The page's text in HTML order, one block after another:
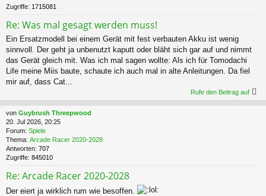
Zugriffe: 1715081
Re: Was mal gesagt werden muss!
Ein Ersatzmodell bei einem Gerät mit fest verbauten Akku ist wenig
sinnvoll. Der geht ja unbenutzt kaputt oder bläht sich gar auf und nimmt
das Gerät gleich mit. Was ich mal sagen wollte: Als ich für Tomodachi
Life meine Miis baute, schaute ich auch mal in alte Anleitungen. Da fiel
mir auf, dass Cat...
Rufe den Beitrag auf
von Guybrush Threepwood
20. Jul 2026, 20:25
Forum: Spiele
Thema: Arcade Racer 2020-2028
Antworten: 707
Zugriffe: 845010
Re: Arcade Racer 2020-2028
Der eiert ja wirklich rum wie besoffen.